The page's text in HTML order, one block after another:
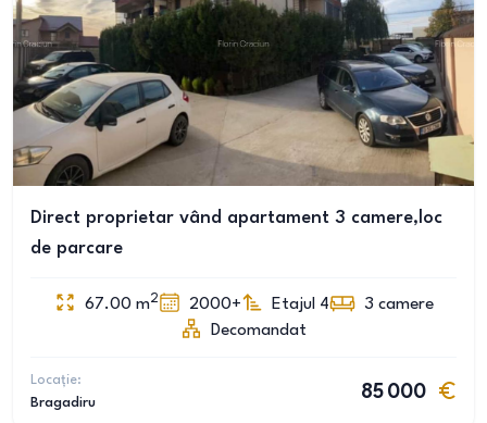
Direct proprietar vând apartament 3 camere,loc
de parcare
67.00 m2 2000+ Etajul 4 3 camere
Decomandat
Locație:
Bragadiru
85 000